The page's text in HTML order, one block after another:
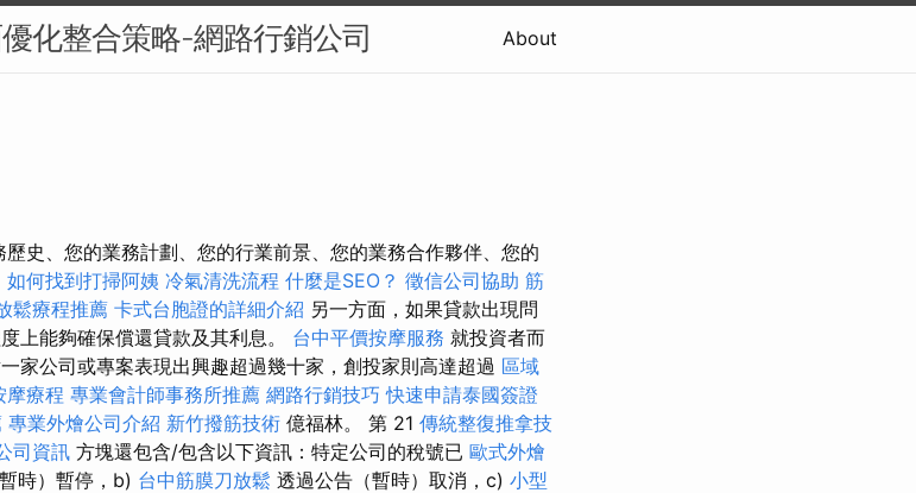
化整合策略-網路行銷公司 About
史、您的業務計劃、您的行業前景、您的業務合作夥伴、您的
如何找到打掃阿姨 冷氣清洗流程 什麼是SEO？ 徵信公司協助 筋
鬆療程推薦 卡式台胞證的詳細介紹 另一方面，如果貸款出現問
上能夠確保償還貸款及其利息。 台中平價按摩服務 就投資者而
家公司或專案表現出興趣超過幾十家，創投家則高達超過 區域
摩療程 專業會計師事務所推薦 網路行銷技巧 快速申請泰國簽證
專業外燴公司介紹 新竹撥筋技術 億福林。 第 21 傳統整復推拿技
司資訊 方塊還包含/包含以下資訊：特定公司的稅號已 歐式外燴
時）暫停，b) 台中筋膜刀放鬆 透過公告（暫時）取消，c) 小型